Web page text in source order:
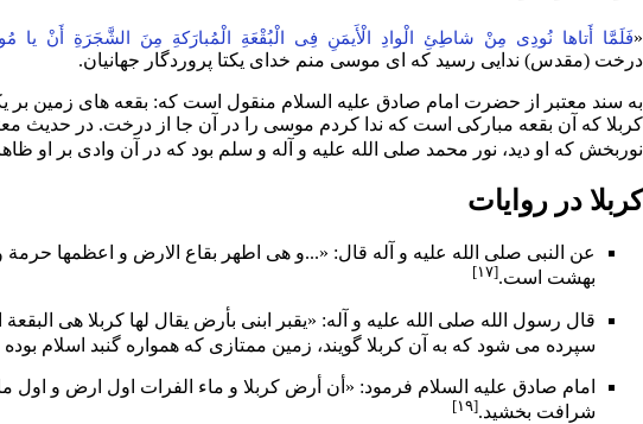
«فَلَمَّا أَتاها نُودِی مِنْ شاطِئِ الْوادِ الْأَیمَنِ فِی الْبُقْعَةِ الْمُبارَکةِ مِنَ الشَّجَرَةِ أَنْ یا
درخت (مقدس) ندایی رسید که ای موسی منم خدای یکتا پروردگار جهانیان.
به سند معتبر از حضرت امام صادق علیه السلام منقول است که: بقعه هاى زمین بر
کربلا که آن بقعه مبارکى است که ندا کردم موسی را در آن جا از درخت. در حدیث
نوربخش که او دید، نور محمد صلى الله علیه و آله و سلم بود که در آن وادى بر او
کربلا در روایات
عن النبى صلی الله علیه و آله قال: «...و هى اطهر بقاع الارض و اعظمها حرمة
بهشت است.[۱۷]
قال رسول الله صلى الله علیه و آله: «یقبر ابنى بأرض یقال لها کربلا هى
سپرده مى شود که به آن کربلا گویند، زمین ممتازى که همواره گنبد اسلام
امام صادق علیه السلام فرمود: «أن أرض کربلا و ماء الفرات اول ارض و اول
شرافت بخشید.[۱۹]